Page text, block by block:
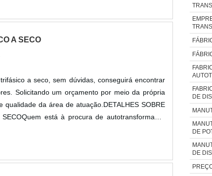
A SECO
a seco, sem dúvidas, conseguirá encontrar
Solicitando um orçamento por meio da própria
da área de atuação.DETALHES SOBRE
está à procura de autotransformador
DE
DE
DE